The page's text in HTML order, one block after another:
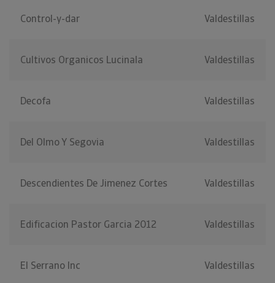
Control-y-dar Valdestillas
Cultivos Organicos Lucinala Valdestillas
Decofa Valdestillas
Del Olmo Y Segovia Valdestillas
Descendientes De Jimenez Cortes Valdestillas
Edificacion Pastor Garcia 2012 Valdestillas
El Serrano Inc Valdestillas